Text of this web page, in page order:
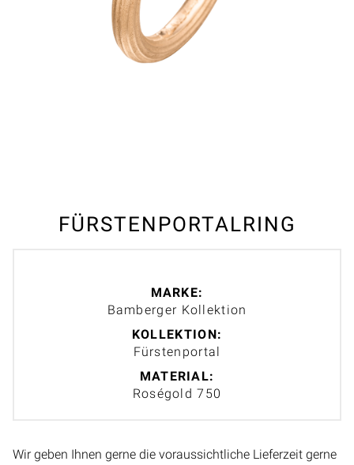
FÜRSTENPORTALRING
MARKE:
Bamberger Kollektion
KOLLEKTION:
Fürstenportal
MATERIAL:
Roségold 750
Wir geben Ihnen gerne die voraussichtliche Lieferzeit gerne